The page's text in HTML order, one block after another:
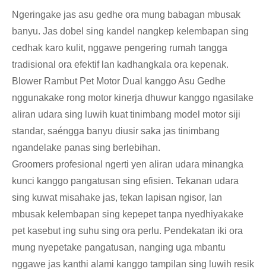
Ngeringake jas asu gedhe ora mung babagan mbusak
banyu. Jas dobel sing kandel nangkep kelembapan sing
cedhak karo kulit, nggawe pengering rumah tangga
tradisional ora efektif lan kadhangkala ora kepenak.
Blower Rambut Pet Motor Dual kanggo Asu Gedhe
nggunakake rong motor kinerja dhuwur kanggo ngasilake
aliran udara sing luwih kuat tinimbang model motor siji
standar, saéngga banyu diusir saka jas tinimbang
ngandelake panas sing berlebihan.
Groomers profesional ngerti yen aliran udara minangka
kunci kanggo pangatusan sing efisien. Tekanan udara
sing kuwat misahake jas, tekan lapisan ngisor, lan
mbusak kelembapan sing kepepet tanpa nyedhiyakake
pet kasebut ing suhu sing ora perlu. Pendekatan iki ora
mung nyepetake pangatusan, nanging uga mbantu
nggawe jas kanthi alami kanggo tampilan sing luwih resik